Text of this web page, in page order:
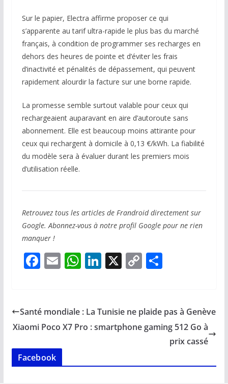
Sur le papier, Electra affirme proposer ce qui
s’apparente au tarif ultra-rapide le plus bas du marché
français, à condition de programmer ses recharges en
dehors des heures de pointe et d’éviter les frais
d’inactivité et pénalités de dépassement, qui peuvent
rapidement alourdir la facture sur une borne rapide.
La promesse semble surtout valable pour ceux qui
rechargeaient auparavant en aire d’autoroute sans
abonnement. Elle est beaucoup moins attirante pour
ceux qui rechargent à domicile à 0,13 €/kWh. La fiabilité
du modèle sera à évaluer durant les premiers mois
d’utilisation réelle.
Retrouvez tous les articles de Frandroid directement sur
Google. Abonnez-vous à notre profil Google pour ne rien
manquer !
F
b
o
k
E
l
W
s
A
Li
e
dI
X C
y
Li
P
g
er
Santé mondiale : La Tunisie ne plaide pas à Genève
Xiaomi Poco X7 Pro : smartphone gaming 512 Go à
prix cassé
Facebook